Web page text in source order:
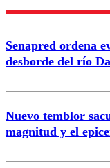
Senapred ordena
desborde del río
Nuevo temblor
magnitud y el